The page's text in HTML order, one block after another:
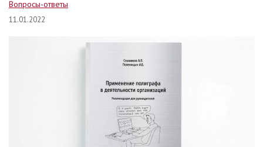
Вопросы-ответы
11.01.2022